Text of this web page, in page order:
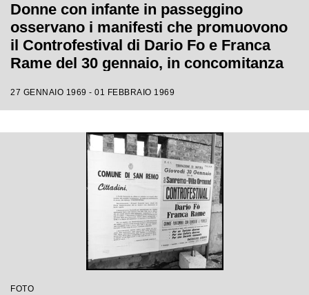
Donne con infante in passeggino
osservano i manifesti che promuovono
il Controfestival di Dario Fo e Franca
Rame del 30 gennaio, in concomitanza
27 GENNAIO 1969 - 01 FEBBRAIO 1969
FOTO